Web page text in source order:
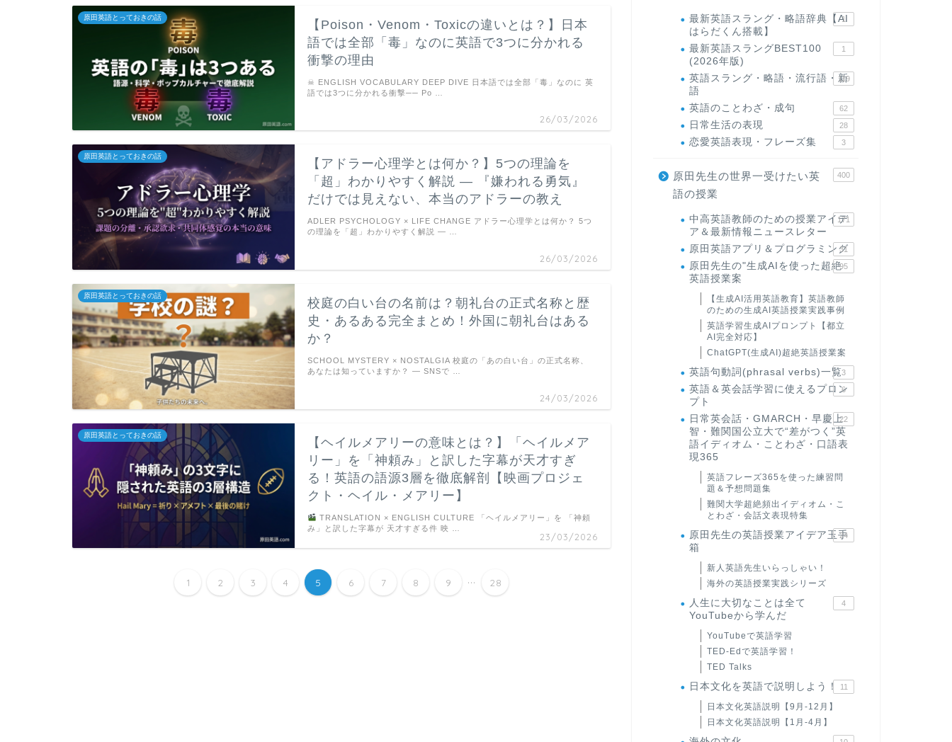
原田英語とっておきの話
【Poison・Venom・Toxicの違いとは？】日本
語では全部「毒」なのに英語で3つに分かれる
衝撃の理由
26/03/2026
☠ ENGLISH VOCABULARY DEEP DIVE 日本語では全部「毒」なのに 英
語では3つに分かれる衝撃── Po …
原田英語とっておきの話
【アドラー心理学とは何か？】5つの理論を
「超」わかりやすく解説 ― 『嫌われる勇気』
だけでは見えない、本当のアドラーの教え
26/03/2026
ADLER PSYCHOLOGY × LIFE CHANGE アドラー心理学とは何か？ 5つ
の理論を「超」わかりやすく解説 ― …
原田英語とっておきの話
校庭の白い台の名前は？朝礼台の正式名称と歴
史・あるある完全まとめ！外国に朝礼台はある
か？
24/03/2026
SCHOOL MYSTERY × NOSTALGIA 校庭の「あの白い台」の正式名称、
あなたは知っていますか？ ― SNSで …
原田英語とっておきの話
【ヘイルメアリーの意味とは？】「ヘイルメア
リー」を「神頼み」と訳した字幕が天才すぎ
る！英語の語源3層を徹底解剖【映画プロジェ
クト・ヘイル・メアリー】
23/03/2026
TRANSLATION × ENGLISH CULTURE 「ヘイルメアリー」を 「神頼
み」と訳した字幕が 天才すぎる件 映 …
1 2 3 4 5 6 7 8 9 ... 28
最新英語スラング・略語辞典【AI
はらだくん搭載】
1
最新英語スラングBEST100
(2026年版)
1
英語スラング・略語・流行語・新
語
119
英語のことわざ・成句 62
日常生活の表現 28
恋愛英語表現・フレーズ集 3
原田先生の世界一受けたい英
語の授業
400
中高英語教師のための授業アイデ
ア＆最新情報ニュースレター
171
原田英語アプリ＆プログラミング
31
原田先生の"生成AIを使った超絶
英語授業案
95
【生成AI活用英語教育】英語教師
のための生成AI英語授業実践事例
英語学習生成AIプロンプト【都立
AI完全対応】
ChatGPT(生成AI)超絶英語授業案
英語句動詞(phrasal verbs)一覧3
英語＆英会話学習に使えるプロン
プト
6
日常英会話・GMARCH・早慶上
智・難関国公立大で“差がつく”英
語イディオム・ことわざ・口語表
現365
22
英語フレーズ365を使った練習問
題＆予想問題集
難関大学超絶頻出イディオム・こ
とわざ・会話文表現特集
原田先生の英語授業アイデア玉手
箱
24
新人英語先生いらっしゃい！
海外の英語授業実践シリーズ
人生に大切なことは全て
YouTubeから学んだ
4
YouTubeで英語学習
TED-Edで英語学習！
TED Talks
日本文化を英語で説明しよう！ 11
日本文化英語説明【9月-12月】
日本文化英語説明【1月-4月】